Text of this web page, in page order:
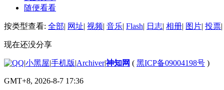
随便看看
按类型查看: 全部| 网址| 视频| 音乐| Flash| 日志| 相册| 图片| 投票|
现在还没分享
|小黑屋|手机版|Archiver|神知网 ( 黑ICP备09004198号 )
GMT+8, 2026-8-7 17:36